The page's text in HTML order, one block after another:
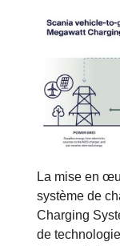
La mise en
système de
Charging
de